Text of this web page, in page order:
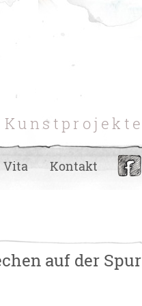
Vita Kontakt
auf der Spur